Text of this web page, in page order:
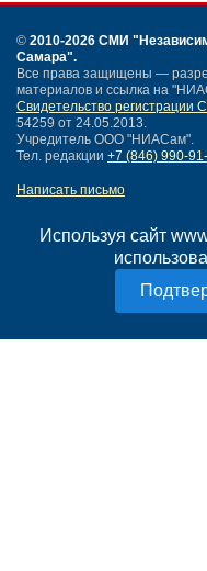
Используя сайт
© 2010-2026 СМИ
Самара".
Все права защищены —
материалов и ссылка на
Свидетельство регистрации
54259 от 24.05.2013.
Учредитель ООО "НИАСам".
Тел. редакции +7 (846) 990-
Написать письмо
Нашли ошибку?
Политика